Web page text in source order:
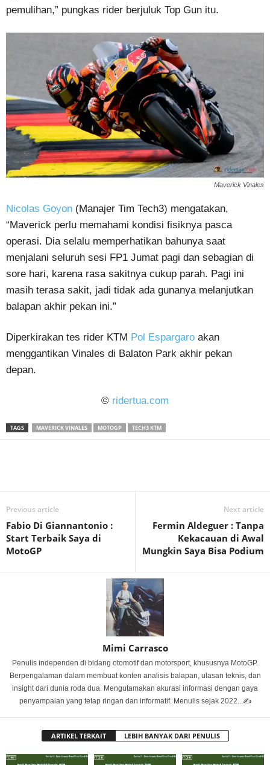
pemulihan,” pungkas rider berjuluk Top Gun itu.
Maverick Vinales
Nicolas Goyon (Manajer Tim Tech3) mengatakan,
“Maverick perlu memahami kondisi fisiknya pasca
operasi. Dia selalu memperhatikan bahunya saat
menjalani seluruh sesi FP1 Jumat pagi dan sebagian di
sore hari, karena rasa sakitnya cukup parah. Pagi ini
masih terasa sakit, jadi tidak ada gunanya melanjutkan
balapan akhir pekan ini.”
Diperkirakan tes rider KTM Pol Espargaro akan
menggantikan Vinales di Balaton Park akhir pekan
depan.
© ridertua.com
TAGS MAVERICK VINALES MOTOGP TECH3 KTM
Previous article
Fabio Di Giannantonio :
Start Terbaik Saya di
MotoGP
Next article
Fermin Aldeguer : Tanpa
Kekacauan di Awal
Mungkin Saya Bisa Podium
Mimi Carrasco
Penulis independen di bidang otomotif dan motorsport, khususnya MotoGP.
Berpengalaman dalam membuat konten analisis balapan, ulasan teknis, dan
insight dari dunia roda dua. Mengutamakan akurasi informasi dengan gaya
penyampaian yang tetap ringan dan informatif. Menulis sejak 2022...✍️
ARTIKEL TERKAIT LEBIH BANYAK DARI PENULIS